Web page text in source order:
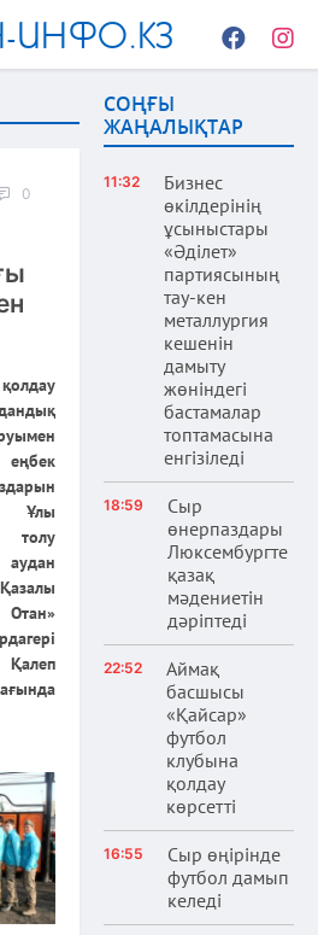
ИНФО.КЗ
Facebook
0
Ұлы
СОҢҒЫ
ЖАҢАЛЫҚТАР
11:32
Бизнес
өкілдерінің
ұсыныстары
«Әділет»
партиясының
тау-кен
металлургия
кешенін
дамыту
жөніндегі
бастамалар
топтамасына
енгізіледі
18:59
Сыр
өнерпаздары
Люксембургте
қазақ
мәдениетін
дәріптеді
22:52
Аймақ
басшысы
«Қайсар»
футбол
клубына
қолдау
көрсетті
16:55
Сыр өңірінде
футбол дамып
келеді